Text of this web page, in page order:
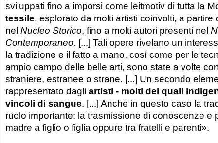
sviluppati fino a imporsi come leitmotiv di tutta la
tessile, esplorato da molti artisti coinvolti, a partire
nel Nucleo Storico, fino a molti autori presenti nel
Contemporaneo. [...] Tali opere rivelano un
la tradizione e il fatto a mano, così come per le
ampio campo delle belle arti, sono state a volte
straniere, estranee o strane. [...] Un secondo
rappresentato dagli artisti - molti dei quali
vincoli di sangue. [...] Anche in questo caso la
ruolo importante: la trasmissione di conoscenze e
madre a figlio o figlia oppure tra fratelli e parenti».